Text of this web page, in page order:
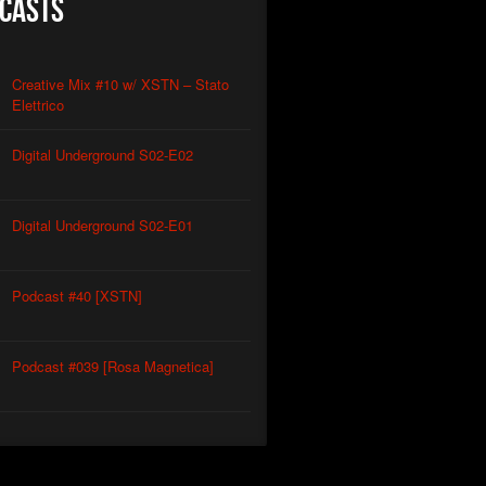
Creative Mix #10 w/ XSTN – Stato
Elettrico
Digital Underground S02-E02
Digital Underground S02-E01
Podcast #40 [XSTN]
Podcast #039 [Rosa Magnetica]